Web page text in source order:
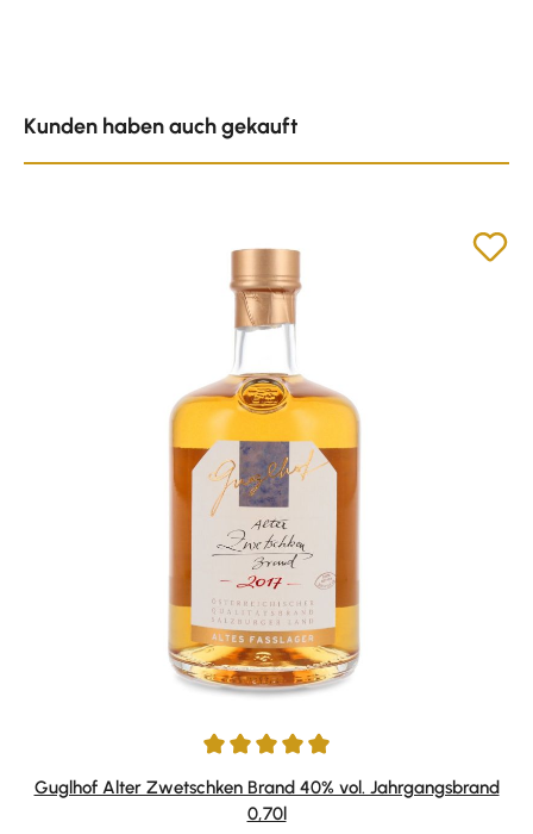
Kunden haben auch gekauft
Durchschnittliche Bewertung von 4.88 von 5 Sternen
Guglhof Alter Zwetschken Brand 40% vol. Jahrgangsbrand
0,70l